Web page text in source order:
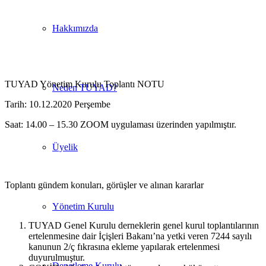
Hakkımızda
Neden TUYAD?
Üyelik
Yönetim Kurulu
TUYAD Yönetim Kurulu Toplantı NOTU
Tarih: 10.12.2020 Perşembe
Saat: 14.00 – 15.30 ZOOM uygulaması üzerinden yapılmıştır.
Toplantı gündem konuları, görüşler ve alınan kararlar
TUYAD Genel Kurulu derneklerin genel kurul toplantılarının
ertelenmesine dair İçişleri Bakanı’na yetki veren 7244 sayılı
kanunun 2/ç fıkrasına ekleme yapılarak ertelenmesi
duyurulmuştur.